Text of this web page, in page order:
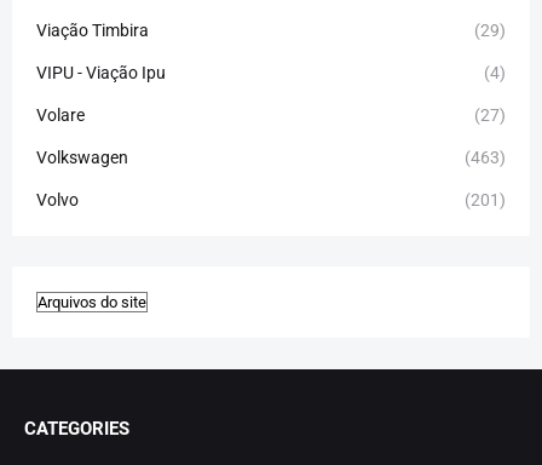
Viação Timbira (29)
VIPU - Viação Ipu (4)
Volare (27)
Volkswagen (463)
Volvo (201)
CATEGORIES